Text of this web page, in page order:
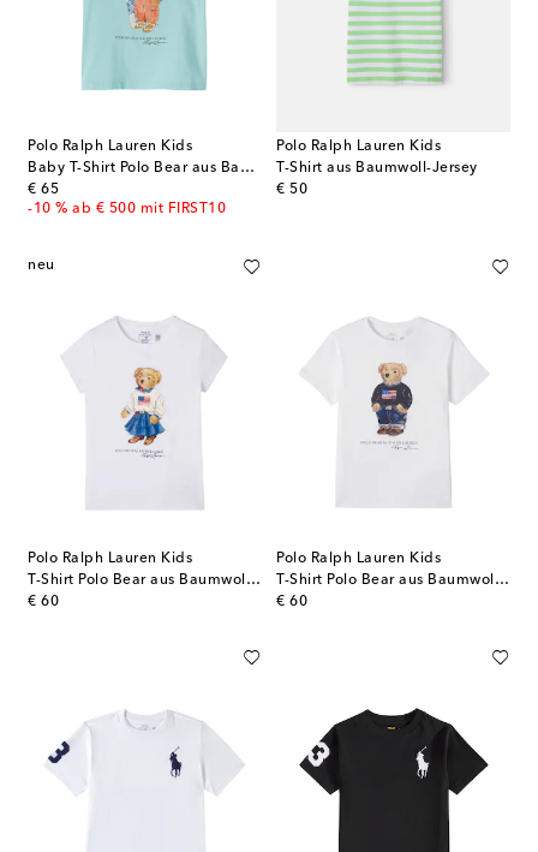
Polo Ralph Lauren Kids
Baby T-Shirt Polo Bear aus Baumwoll-Jersey
€ 65
original price
-10 % ab € 500 mit FIRST10
Polo Ralph Lauren Kids
T-Shirt aus Baumwoll-Jersey
€ 50
original price
neu
Polo Ralph Lauren Kids
T-Shirt Polo Bear aus Baumwoll-Jersey
€ 60
original price
Polo Ralph Lauren Kids
T-Shirt Polo Bear aus Baumwoll-Jersey
€ 60
original price